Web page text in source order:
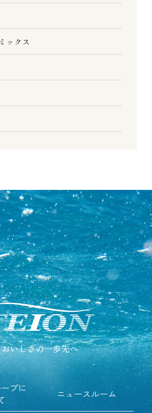
ックス
おいしさの一歩先へ
プに
ニュースルーム